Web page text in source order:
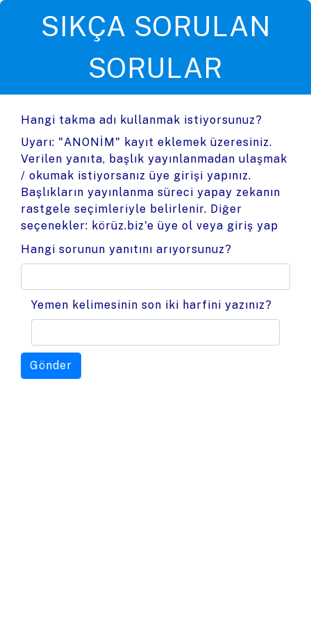
SIKÇA SORULAN
SORULAR
Hangi takma adı kullanmak istiyorsunuz?
Uyarı: "ANONİM" kayıt eklemek üzeresiniz.
Verilen yanıta, başlık yayınlanmadan ulaşmak
/ okumak istiyorsanız üye girişi yapınız.
Başlıkların yayınlanma süreci yapay zekanın
rastgele seçimleriyle belirlenir. Diğer
seçenekler: körüz.biz'e üye ol veya giriş yap
Hangi sorunun yanıtını arıyorsunuz?
Yemen kelimesinin son iki harfini yazınız?